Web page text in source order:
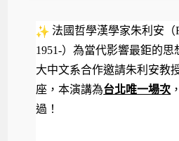
法國哲學漢學家朱利安（
1951-）為當代影響最鉅的思
大中文系合作邀請朱利安教
座，本演講為台北唯一場次
過！